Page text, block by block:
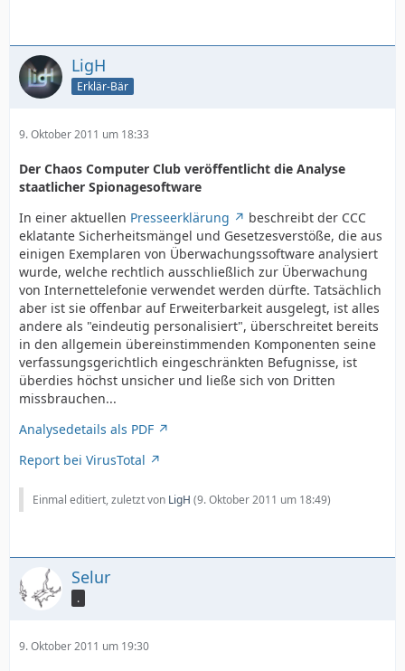
LigH
Erklär-Bär
9. Oktober 2011 um 18:33
Der Chaos Computer Club veröffentlicht die Analyse
staatlicher Spionagesoftware
In einer aktuellen Presseerklärung
beschreibt der CCC
eklatante Sicherheitsmängel und Gesetzesverstöße, die aus
einigen Exemplaren von Überwachungssoftware analysiert
wurde, welche rechtlich ausschließlich zur Überwachung
von Internettelefonie verwendet werden dürfte. Tatsächlich
aber ist sie offenbar auf Erweiterbarkeit ausgelegt, ist alles
andere als "eindeutig personalisiert", überschreitet bereits
in den allgemein übereinstimmenden Komponenten seine
verfassungsgerichtlich eingeschränkten Befugnisse, ist
überdies höchst unsicher und ließe sich von Dritten
missbrauchen...
Analysedetails als PDF
Report bei VirusTotal
Einmal editiert, zuletzt von LigH (9. Oktober 2011 um 18:49)
Selur
.
9. Oktober 2011 um 19:30